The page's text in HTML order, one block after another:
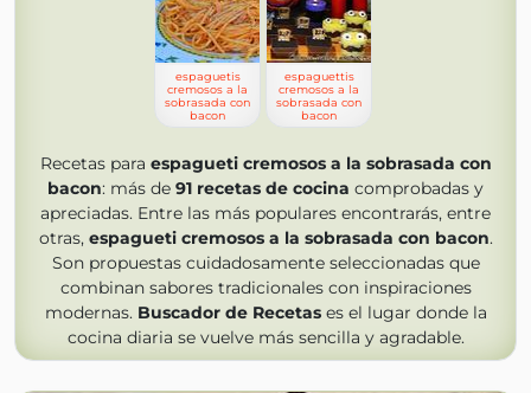
espaguetis
cremosos a la
sobrasada con
bacon
espaguettis
cremosos a la
sobrasada con
bacon
Recetas para espagueti cremosos a la sobrasada con
bacon: más de 91 recetas de cocina comprobadas y
apreciadas. Entre las más populares encontrarás, entre
otras, espagueti cremosos a la sobrasada con bacon.
Son propuestas cuidadosamente seleccionadas que
combinan sabores tradicionales con inspiraciones
modernas. Buscador de Recetases el lugar donde la
cocina diaria se vuelve más sencilla y agradable.